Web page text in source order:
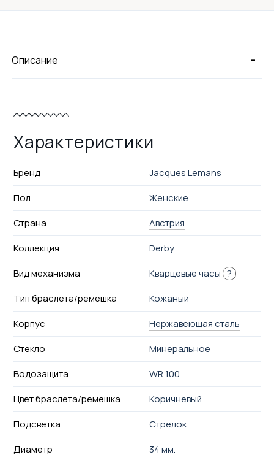
-
Описание
Характеристики
Бренд
Jacques Lemans
Пол
Женские
Страна
Австрия
Коллекция
Derby
Вид механизма
Кварцевые часы ?
Тип браслета/ремешка
Кожаный
Корпус
Нержавеющая сталь
Стекло
Минеральное
Водозащита
WR 100
Цвет браслета/ремешка
Коричневый
Подсветка
Стрелок
Диаметр
34 мм.